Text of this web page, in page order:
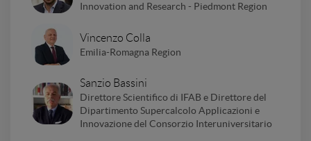
Innovation and Research - Piedmont Region
Vincenzo Colla
Emilia-Romagna Region
Sanzio Bassini
Direttore Scientifico di IFAB e Direttore del
Dipartimento Supercalcolo Applicazioni e
Innovazione del Consorzio Interuniversitario